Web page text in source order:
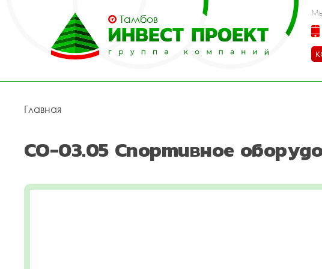
Тамбов
Главная
СО-03.05 Спортивное